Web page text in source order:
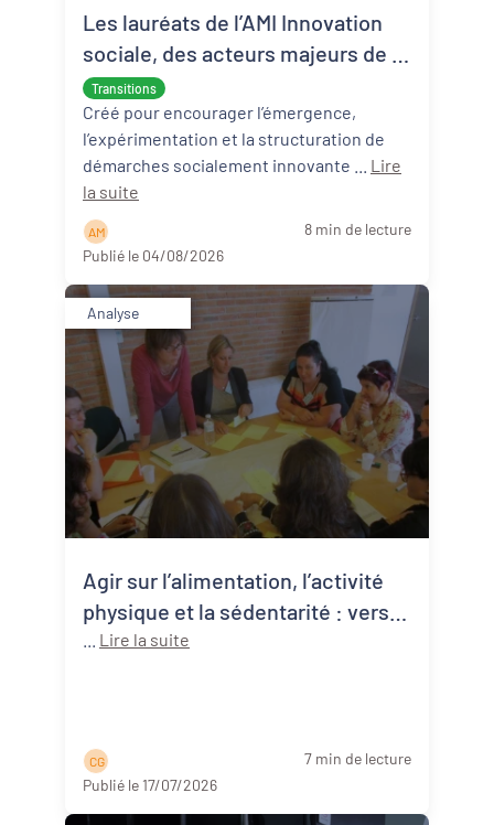
Transitions
Les lauréats de l’AMI Innovation
sociale, des acteurs majeurs de la
transition écologique et sociale
Créé pour encourager l’émergence,
l’expérimentation et la structuration de
Lire
la suite
A M
8 min de lecture
Publié le 04/08/2026
Analyse
Agir sur l’alimentation, l’activité
physique et la sédentarité : vers
une approche systémique de la
Lire la suite
C G
7 min de lecture
Publié le 17/07/2026